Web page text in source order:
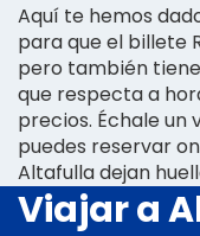
Aquí te hemos
para que el billete
pero también
que respecta a
precios. Échale un
puedes reservar
Altafulla dejan
Viajar a